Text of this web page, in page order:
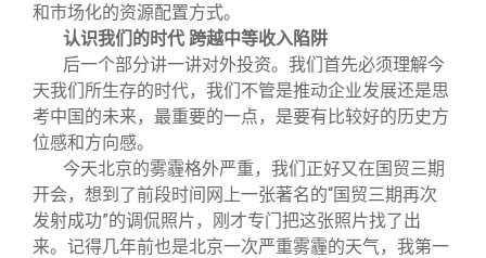
和市场化的资源配置方式。
认识我们的时代 跨越中等收入陷阱
后一个部分讲一讲对外投资。我们首先必须理解今
天我们所生存的时代，我们不管是推动企业发展还是思
考中国的未来，最重要的一点，是要有比较好的历史方
位感和方向感。
今天北京的雾霾格外严重，我们正好又在国贸三期
开会，想到了前段时间网上一张著名的“国贸三期再次
发射成功”的调侃照片，刚才专门把这张照片找了出
来。记得几年前也是北京一次严重雾霾的天气，我第一